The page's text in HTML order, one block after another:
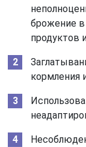
брожение
продуктов
кормления